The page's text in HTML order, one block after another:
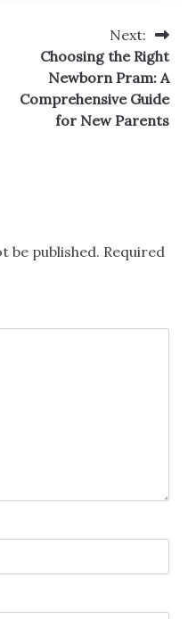
Next:
Choosing the Right
Newborn Pram: A
Comprehensive Guide
for New Parents
be published. Required